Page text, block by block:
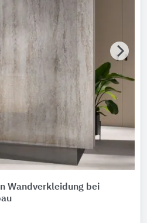
Wandverkleidung bei